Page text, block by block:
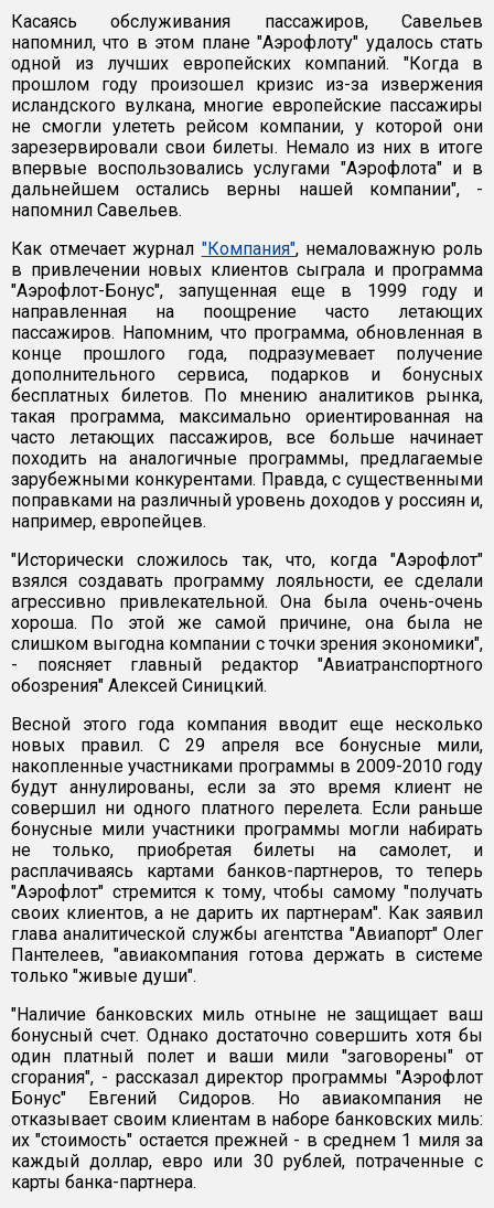
Касаясь обслуживания пассажиров, Савельев
напомнил, что в этом плане "Аэрофлоту" удалось стать
одной из лучших европейских компаний. "Когда в
прошлом году произошел кризис из-за извержения
исландского вулкана, многие европейские пассажиры
не смогли улететь рейсом компании, у которой они
зарезервировали свои билеты. Немало из них в итоге
впервые воспользовались услугами "Аэрофлота" и в
дальнейшем остались верны нашей компании", -
напомнил Савельев.
Как отмечает журнал "Компания", немаловажную роль
в привлечении новых клиентов сыграла и программа
"Аэрофлот-Бонус", запущенная еще в 1999 году и
направленная на поощрение часто летающих
пассажиров. Напомним, что программа, обновленная в
конце прошлого года, подразумевает получение
дополнительного сервиса, подарков и бонусных
бесплатных билетов. По мнению аналитиков рынка,
такая программа, максимально ориентированная на
часто летающих пассажиров, все больше начинает
походить на аналогичные программы, предлагаемые
зарубежными конкурентами. Правда, с существенными
поправками на различный уровень доходов у россиян и,
например, европейцев.
"Исторически сложилось так, что, когда "Аэрофлот"
взялся создавать программу лояльности, ее сделали
агрессивно привлекательной. Она была очень-очень
хороша. По этой же самой причине, она была не
слишком выгодна компании с точки зрения экономики",
- поясняет главный редактор "Авиатранспортного
обозрения" Алексей Синицкий.
Весной этого года компания вводит еще несколько
новых правил. С 29 апреля все бонусные мили,
накопленные участниками программы в 2009-2010 году
будут аннулированы, если за это время клиент не
совершил ни одного платного перелета. Если раньше
бонусные мили участники программы могли набирать
не только, приобретая билеты на самолет, и
расплачиваясь картами банков-партнеров, то теперь
"Аэрофлот" стремится к тому, чтобы самому "получать
своих клиентов, а не дарить их партнерам". Как заявил
глава аналитической службы агентства "Авиапорт" Олег
Пантелеев, "авиакомпания готова держать в системе
только "живые души".
"Наличие банковских миль отныне не защищает ваш
бонусный счет. Однако достаточно совершить хотя бы
один платный полет и ваши мили "заговорены" от
сгорания", - рассказал директор программы "Аэрофлот
Бонус" Евгений Сидоров. Но авиакомпания не
отказывает своим клиентам в наборе банковских миль:
их "стоимость" остается прежней - в среднем 1 миля за
каждый доллар, евро или 30 рублей, потраченные с
карты банка-партнера.